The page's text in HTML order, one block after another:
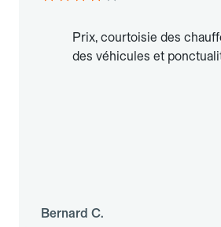
Prix, courtoisie des
des véhicules et
Bernard C.